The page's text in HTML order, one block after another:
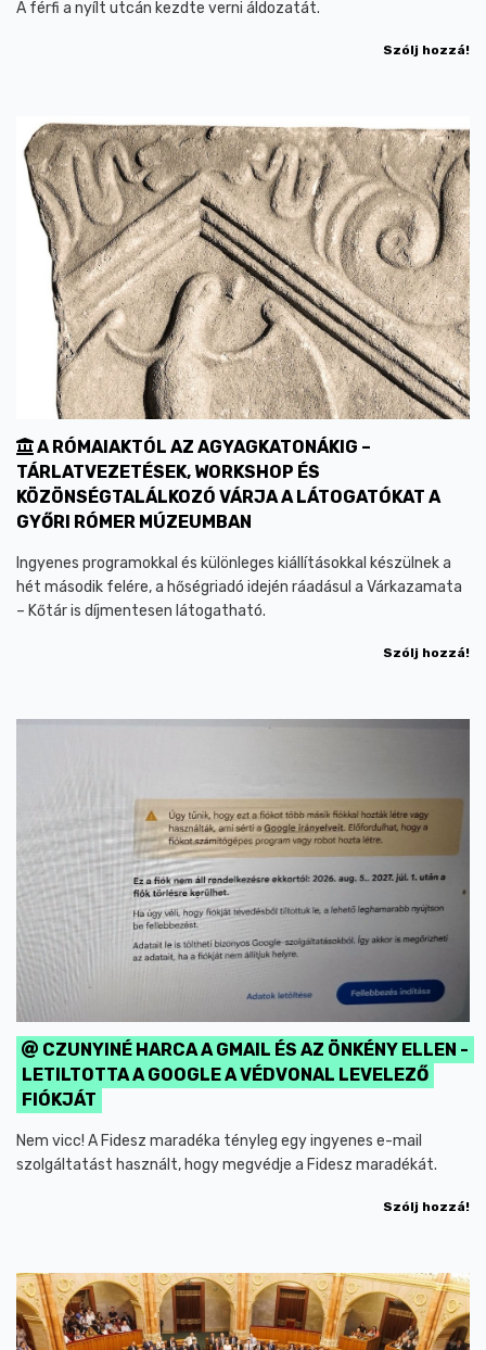
A férfi a nyílt utcán kezdte verni áldozatát.
Szólj hozzá!
A RÓMAIAKTÓL AZ AGYAGKATONÁKIG –
TÁRLATVEZETÉSEK, WORKSHOP ÉS
KÖZÖNSÉGTALÁLKOZÓ VÁRJA A LÁTOGATÓKAT A
GYŐRI RÓMER MÚZEUMBAN
Ingyenes programokkal és különleges kiállításokkal készülnek a
hét második felére, a hőségriadó idején ráadásul a Várkazamata
– Kőtár is díjmentesen látogatható.
Szólj hozzá!
CZUNYINÉ HARCA A GMAIL ÉS AZ ÖNKÉNY ELLEN -
LETILTOTTA A GOOGLE A VÉDVONAL LEVELEZŐ
FIÓKJÁT
Nem vicc! A Fidesz maradéka tényleg egy ingyenes e-mail
szolgáltatást használt, hogy megvédje a Fidesz maradékát.
Szólj hozzá!